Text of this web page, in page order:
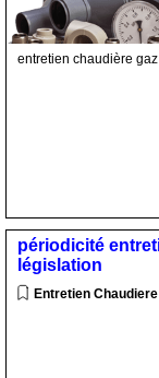
entretien chaudière
périodicité
législation
Entretien